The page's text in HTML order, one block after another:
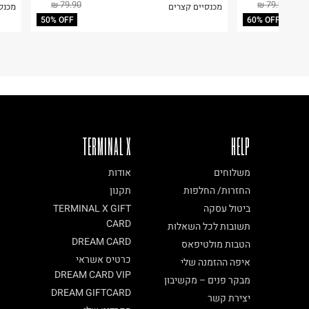
ח.פ. 511199291
79.90 ₪
50% OFF
מכנסיים קצרים
79.90 ₪
60% OFF
TERMINAL X
אודות
תקנון
TERMINAL X GIFT
CARD
DREAM CARD
כרטיס אשראי
DREAM CARD VIP
DREAM GIFTCARD
HELP
משלוחים
החזרות/ החלפות
ביטול עסקה
תשובות לכל השאלות
הטבות מולטיפאס
איפה ההזמנה שלי
מבקר פנים – מקשיבון
יצירת קשר